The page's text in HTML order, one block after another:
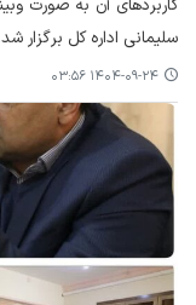
سلیمانی اداره کل برگزار شد.
۱۴۰۴-۰۹-۲۴ ۰۳:۵۶